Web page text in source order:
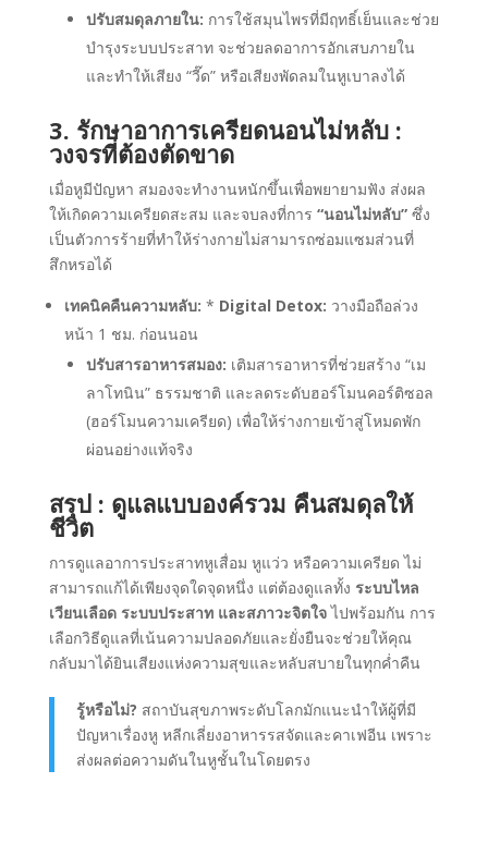
ปรับสมดุลภายใน: การใช้สมุนไพรที่มีฤทธิ์เย็นและช่วย
บำรุงระบบประสาท จะช่วยลดอาการอักเสบภายใน
และทำให้เสียง “วี๊ด” หรือเสียงพัดลมในหูเบาลงได้
3. รักษาอาการเครียดนอนไม่หลับ:
วงจรที่ต้องตัดขาด
เมื่อหูมีปัญหา สมองจะทำงานหนักขึ้นเพื่อพยายามฟัง ส่งผล
ให้เกิดความเครียดสะสม และจบลงที่การ “นอนไม่หลับ”ซึ่ง
เป็นตัวการร้ายที่ทำให้ร่างกายไม่สามารถซ่อมแซมส่วนที่
สึกหรอได้
เทคนิคคืนความหลับ: * Digital Detox: วางมือถือล่วง
หน้า 1 ชม. ก่อนนอน
ปรับสารอาหารสมอง: เติมสารอาหารที่ช่วยสร้าง “เม
ลาโทนิน” ธรรมชาติ และลดระดับฮอร์โมนคอร์ติซอล
(ฮอร์โมนความเครียด) เพื่อให้ร่างกายเข้าสู่โหมดพัก
ผ่อนอย่างแท้จริง
สรุป : ดูแลแบบองค์รวม คืนสมดุลให้
ชีวิต
การดูแลอาการประสาทหูเสื่อม หูแว่ว หรือความเครียด ไม่
สามารถแก้ได้เพียงจุดใดจุดหนึ่ง แต่ต้องดูแลทั้ง ระบบไหล
เวียนเลือด ระบบประสาท และสภาวะจิตใจไปพร้อมกัน การ
เลือกวิธีดูแลที่เน้นความปลอดภัยและยั่งยืนจะช่วยให้คุณ
กลับมาได้ยินเสียงแห่งความสุขและหลับสบายในทุกค่ำคืน
รู้หรือไม่? สถาบันสุขภาพระดับโลกมักแนะนำให้ผู้ที่มี
ปัญหาเรื่องหู หลีกเลี่ยงอาหารรสจัดและคาเฟอีน เพราะ
ส่งผลต่อความดันในหูชั้นในโดยตรง